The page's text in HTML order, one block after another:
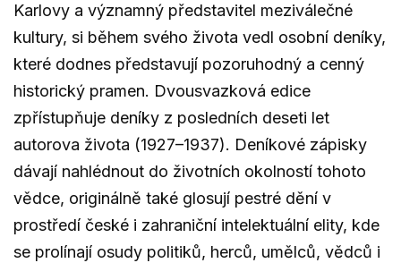
Karlovy a významný představitel meziválečné
kultury, si během svého života vedl osobní deníky,
které dodnes představují pozoruhodný a cenný
historický pramen. Dvousvazková edice
zpřístupňuje deníky z posledních deseti let
autorova života (1927–1937). Deníkové zápisky
dávají nahlédnout do životních okolností tohoto
vědce, originálně také glosují pestré dění v
prostředí české i zahraniční intelektuální elity, kde
se prolínají osudy politiků, herců, umělců, vědců i